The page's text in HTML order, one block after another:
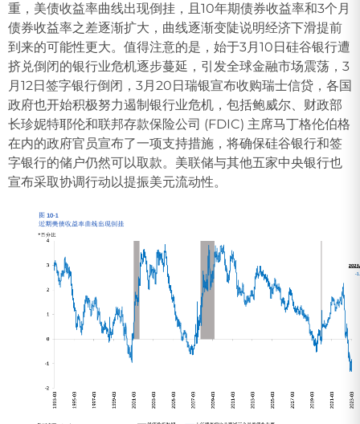
重，美债收益率曲线出现倒挂，且10年期债券收益率和3个月
债券收益率之差逐渐扩大，曲线逐渐变陡说明经济下滑提前
到来的可能性更大。值得注意的是，始于3月10日硅谷银行遭
挤兑倒闭的银行业危机逐步蔓延，引发全球金融市场震荡，3
月12日签字银行倒闭，3月20日瑞银宣布收购瑞士信贷，各国
政府也开始积极努力遏制银行业危机，包括鲍威尔、财政部
长珍妮特耶伦和联邦存款保险公司 (FDIC) 主席马丁格伦伯格
在内的政府官员宣布了一项支持措施，将确保硅谷银行和签
字银行的储户仍然可以取款。美联储与其他五家中央银行也
宣布采取协调行动以提振美元流动性。